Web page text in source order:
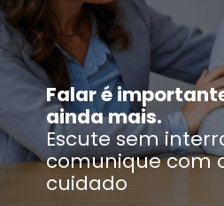
Falar é
ainda mais.
Escute sem
comunique com
cuidado